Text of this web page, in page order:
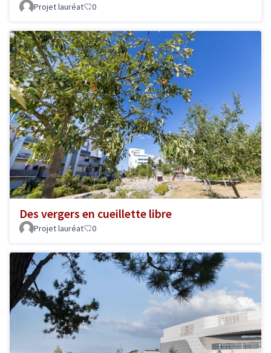
Projet lauréat 0
Des vergers en cueillette libre
Projet lauréat 0